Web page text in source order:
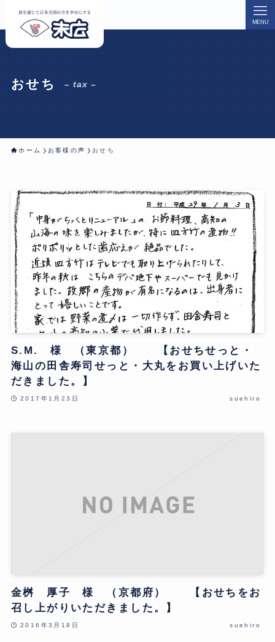
MENU
おせち – tax –
ホーム お客様の声 おせち
S.M. 様 （東京都） 【おせちせっと・
海山の田舎寿司せっと・大丸をお買い上げいた
だきました。】
2017年1月23日 suehiro
金桝 厚子 様 （京都府） 【おせちをお
召し上がりいただきました。】
2016年3月18日 suehiro